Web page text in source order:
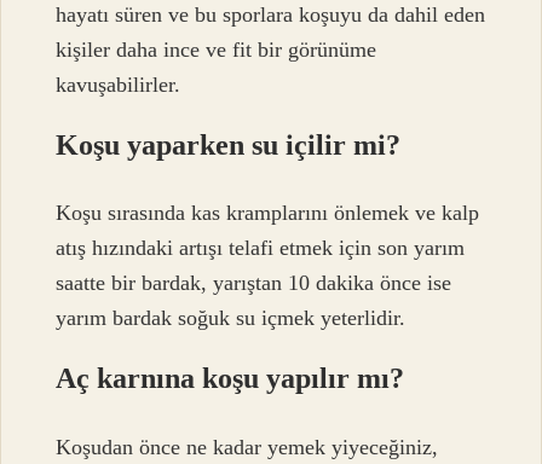
hayatı süren ve bu sporlara koşuyu da dahil eden
kişiler daha ince ve fit bir görünüme
kavuşabilirler.
Koşu yaparken su içilir mi?
Koşu sırasında kas kramplarını önlemek ve kalp
atış hızındaki artışı telafi etmek için son yarım
saatte bir bardak, yarıştan 10 dakika önce ise
yarım bardak soğuk su içmek yeterlidir.
Aç karnına koşu yapılır mı?
Koşudan önce ne kadar yemek yiyeceğiniz,